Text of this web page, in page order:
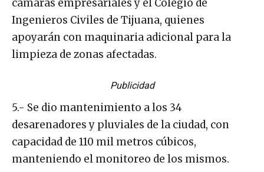
cámaras empresariales y el Colegio de
Ingenieros Civiles de Tijuana, quienes
apoyarán con maquinaria adicional para la
limpieza de zonas afectadas.
Publicidad
5.- Se dio mantenimiento a los 34
desarenadores y pluviales de la ciudad, con
capacidad de 110 mil metros cúbicos,
manteniendo el monitoreo de los mismos.